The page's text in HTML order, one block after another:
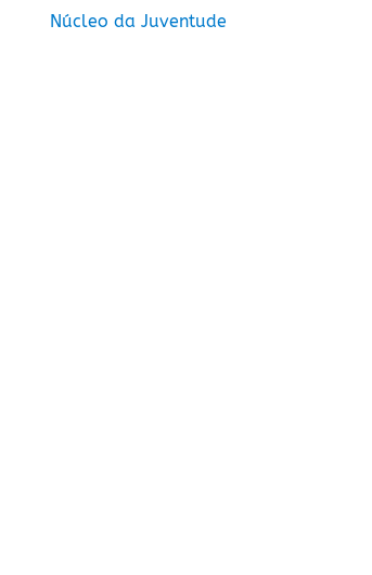
Núcleo da Juventude